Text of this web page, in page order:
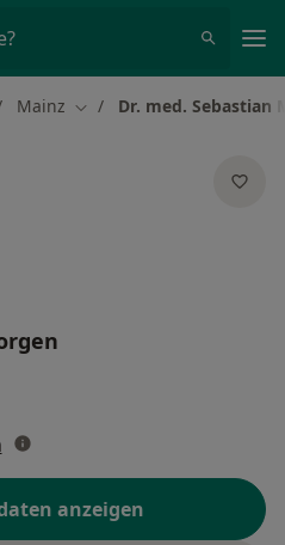
ändern
Mainz Stadt ändern
Dr. med. Sebastian
anzeigen